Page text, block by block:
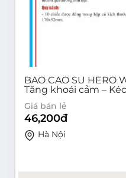
BAO CAO SU HERO
Tăng khoái cảm –
khi quan hệ (Hộp 10
Giá bán lẻ
46,200đ
Hà Nội